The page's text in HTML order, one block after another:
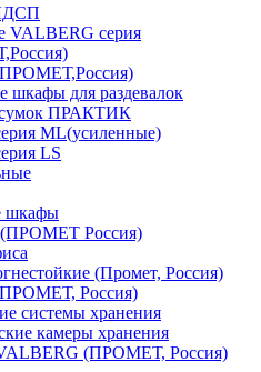
VALBERG серия
шкафы для раздевалок
ПРАКТИК
ML(усиленные)
LS
шкафы
(ПРОМЕТ Россия)
(Промет, Россия)
Россия)
системы хранения
камеры хранения
(ПРОМЕТ, Россия)